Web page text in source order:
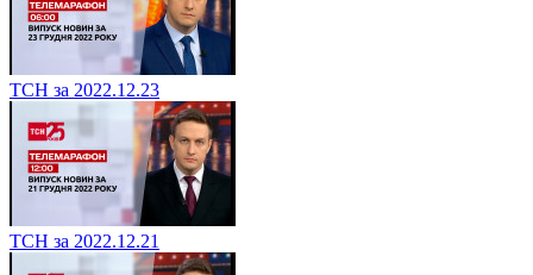
ТСН за 2022.12.23
ТСН за 2022.12.21